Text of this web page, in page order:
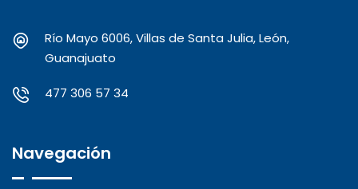
Río Mayo 6006, Villas de Santa Julia, León,
Guanajuato
477 306 57 34
Navegación